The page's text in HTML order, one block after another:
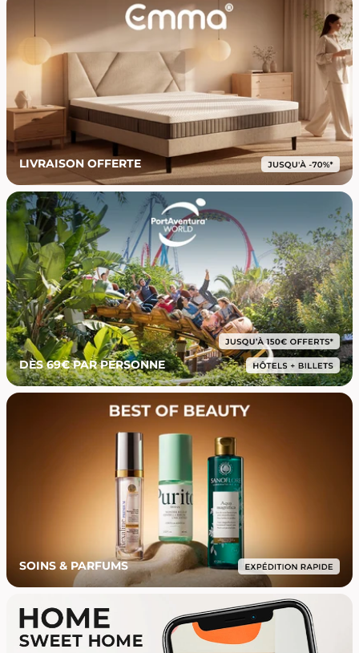
LIVRAISON OFFERTE
DÈS 69€ PAR PERSONNE
SOINS & PARFUMS